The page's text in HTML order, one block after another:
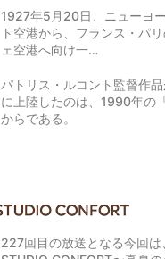
1927年5月20日、ニューヨ
ト空港から、フランス・パ
ェ空港へ向け一…
パトリス・ルコント監督作
に上陸したのは、1990年の
からである。
227回目の放送となる今回は